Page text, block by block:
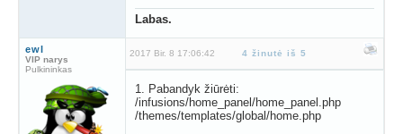
Labas.
ewl
VIP narys
Pulkininkas
2017 Bir. 8 17:06:42 4 žinutė iš 5
1. Pabandyk žiūrėti:
/infusions/home_panel/home_panel.php
/themes/templates/global/home.php